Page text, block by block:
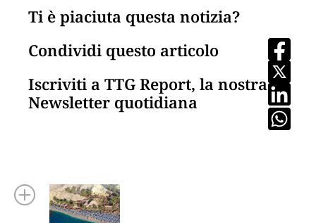
Ti è piaciuta questa notizia?
Condividi questo articolo
Iscriviti a TTG Report, la nostra
Newsletter quotidiana